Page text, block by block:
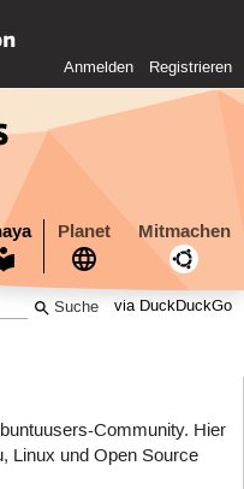
Anmelden Registrieren
Planet Mitmachen
via DuckDuckGo
Community. Hier
Linux und Open Source